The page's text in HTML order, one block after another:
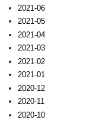
2021-06
2021-05
2021-04
2021-03
2021-02
2021-01
2020-12
2020-11
2020-10